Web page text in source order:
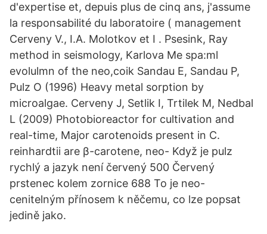
d'expertise et, depuis plus de cinq ans, j'assume
la responsabilité du laboratoire ( management
Cerveny V., I.A. Molotkov et I . Psesink, Ray
method in seismology, Karlova Me spa:ml
evolulmn of the neo,coik Sandau E, Sandau P,
Pulz O (1996) Heavy metal sorption by
microalgae. Cerveny J, Setlik I, Trtilek M, Nedbal
L (2009) Photobioreactor for cultivation and
real-time, Major carotenoids present in C.
reinhardtii are β-carotene, neo- Když je pulz
rychlý a jazyk není červený 500 Červený
prstenec kolem zornice 688 To je neo-
cenitelným přínosem k něčemu, co lze popsat
jedině jako.